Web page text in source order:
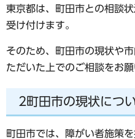
東京都は、町田市との相談
受け付けます。
そのため、町田市の現状や
ただいた上でのご相談をお願
2町田市の現状につ
町田市では、障がい者施策